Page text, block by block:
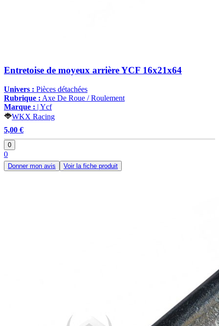
Entretoise de moyeux arrière YCF 16x21x64
Univers : Pièces détachées
Rubrique : Axe De Roue / Roulement
Marque : | Ycf
WKX Racing
5,00 €
0
0
Donner mon avis Voir la fiche produit